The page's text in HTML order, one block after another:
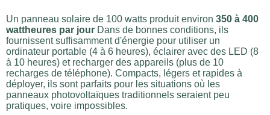
Un panneau solaire de 100 watts produit environ 350 à 400
wattheures par jour Dans de bonnes conditions, ils
fournissent suffisamment d'énergie pour utiliser un
ordinateur portable (4 à 6 heures), éclairer avec des LED (8
à 10 heures) et recharger des appareils (plus de 10
recharges de téléphone). Compacts, légers et rapides à
déployer, ils sont parfaits pour les situations où les
panneaux photovoltaïques traditionnels seraient peu
pratiques, voire impossibles.